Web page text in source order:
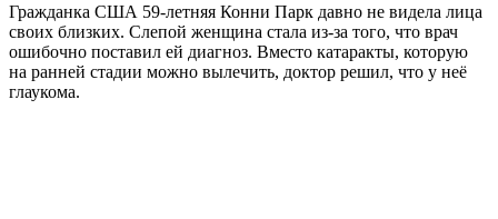
Гражданка США 59-летняя Конни Парк давно не видела лица
своих близких. Слепой женщина стала из-за того, что врач
ошибочно поставил ей диагноз. Вместо катаракты, которую
на ранней стадии можно вылечить, доктор решил, что у неё
глаукома.